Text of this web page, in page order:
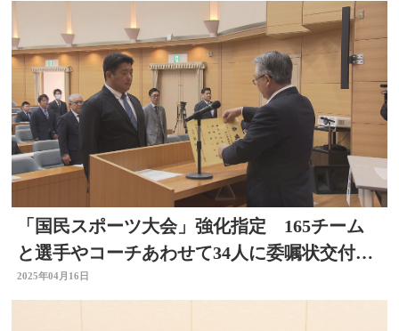
「国民スポーツ大会」強化指定 165チーム
と選手やコーチあわせて34人に委嘱状交付
大分
2025年04月16日